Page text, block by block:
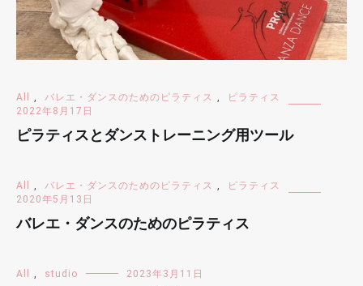
All , バレエ・ダンスのためのピラティス ,
ピラティス
2022年8月17日
ピラティスとダンストレーニング用ツール
All , バレエ・ダンスのためのピラティス ,
ピラティス
2020年5月13日
バレエ・ダンスのためのピラティス
All , studio 2023年3月11日